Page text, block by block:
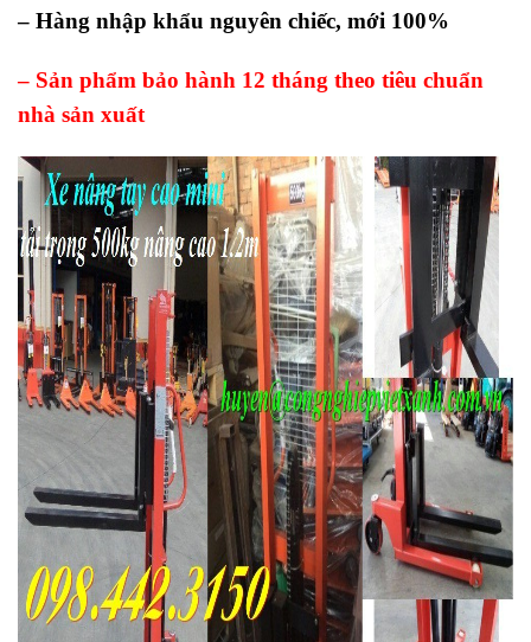
– Hàng nhập khẩu nguyên chiếc, mới 100%
– Sản phẩm bảo hành 12 tháng theo tiêu chuẩn
nhà sản xuất